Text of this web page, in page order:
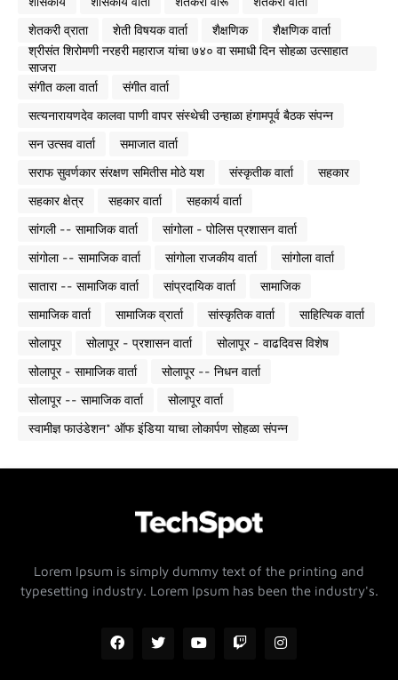
शेतकरी व्राता
शेती विषयक वार्ता शैक्षणिक
शैक्षणिक वार्ता
श्रीसंत शिरोमणी नरहरी महाराज यांचा ७४० वा समाधी दिन सोहळा उत्साहात
साजरा
संगीत कला वार्ता
संगीत वार्ता
सत्यनारायणदेव कालवा पाणी वापर संस्थेची उन्हाळा हंगामपूर्व बैठक संपन्न
सन उत्सव वार्ता
समाजात वार्ता
सराफ सुवर्णकार संरक्षण समितीस मोठे यश
संस्कृतीक वार्ता
सहकार
सहकार क्षेत्र
सहकार वार्ता
सहकार्य वार्ता
सांगली -- सामाजिक वार्ता
सांगोला - पोलिस प्रशासन वार्ता
सांगोला -- सामाजिक वार्ता
सांगोला राजकीय वार्ता
सांगोला वार्ता
सातारा -- सामाजिक वार्ता
सांप्रदायिक वार्ता
सामाजिक
सामाजिक वार्ता
सामाजिक व्रार्ता सांस्कृतिक वार्ता
साहित्यिक वार्ता
सोलापूर
सोलापूर - प्रशासन वार्ता
सोलापूर - वाढदिवस विशेष
सोलापूर - सामाजिक वार्ता
सोलापूर -- निधन वार्ता
सोलापूर -- सामाजिक वार्ता
सोलापूर वार्ता
स्वामीज्ञ फाउंडेशन* ऑफ इंडिया याचा लोकार्पण सोहळा संपन्न
Lorem Ipsum is simply dummy text of the printing and
typesetting industry. Lorem Ipsum has been the industry's.